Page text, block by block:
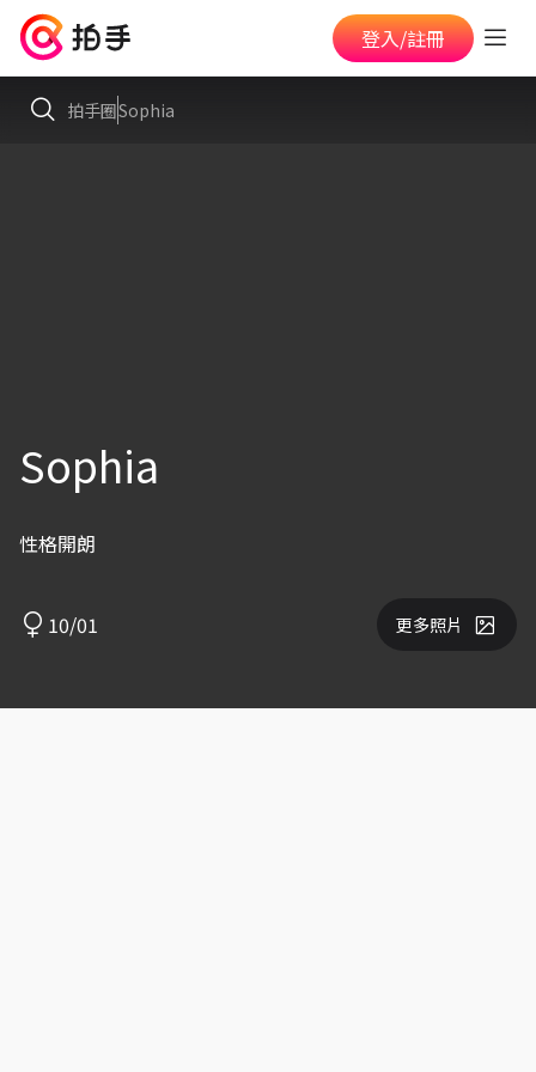
登入/註冊
拍手圈Sophia
Sophia
性格開朗
10/01 更多照片